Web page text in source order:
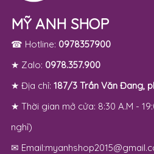
MỸ ANH SHOP
☎ Hotline: 0978357900
★ Zalo: 0978.357.900
★ Địa chỉ: 187/3 Trần Văn Đang,
★ Thời gian mở cửa: 8:30 A.M -
nghỉ)
✉